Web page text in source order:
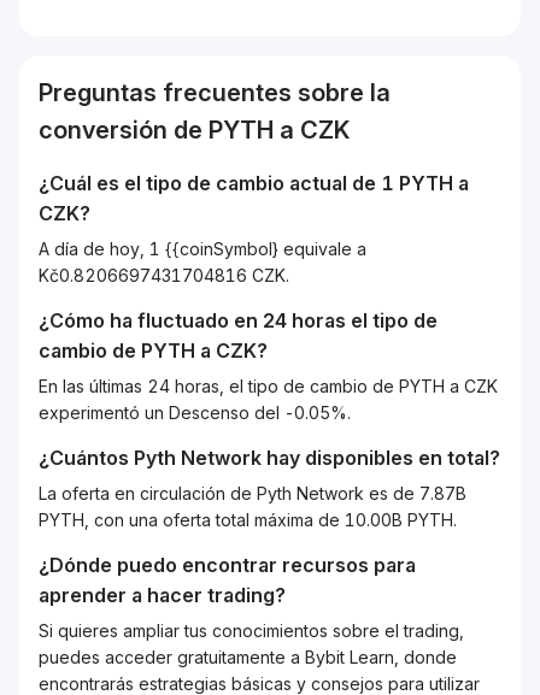
Preguntas frecuentes sobre la
conversión de PYTH a CZK
¿Cuál es el tipo de cambio actual de 1 PYTH a
CZK?
A día de hoy, 1 {{coinSymbol} equivale a
Kč0.8206697431704816 CZK.
¿Cómo ha fluctuado en 24 horas el tipo de
cambio de PYTH a CZK?
En las últimas 24 horas, el tipo de cambio de PYTH a CZK
experimentó un Descenso del -0.05%.
¿Cuántos Pyth Network hay disponibles en total?
La oferta en circulación de Pyth Network es de 7.87B
PYTH, con una oferta total máxima de 10.00B PYTH.
¿Dónde puedo encontrar recursos para
aprender a hacer trading?
Si quieres ampliar tus conocimientos sobre el trading,
puedes acceder gratuitamente a Bybit Learn, donde
encontrarás estrategias básicas y consejos para utilizar